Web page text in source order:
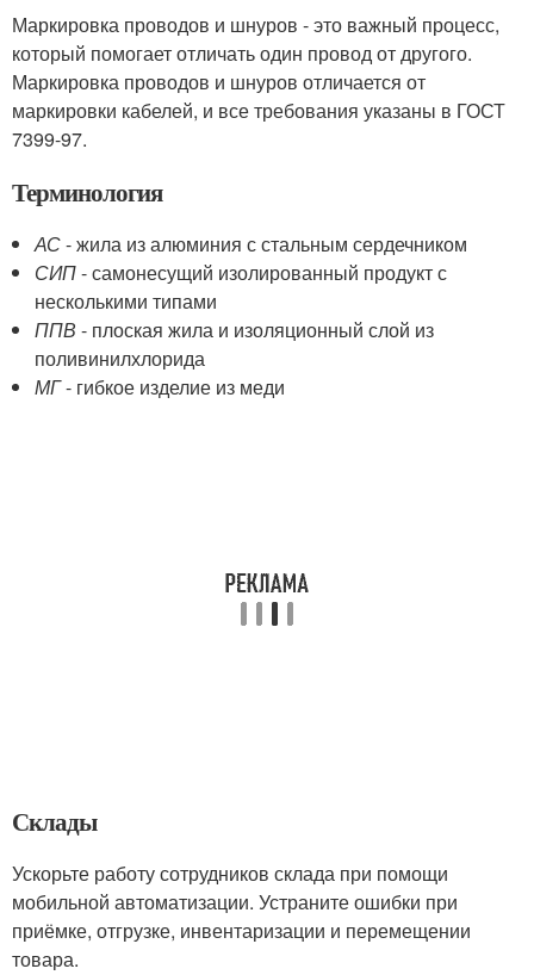
Маркировка проводов и шнуров - это важный процесс,
который помогает отличать один провод от другого.
Маркировка проводов и шнуров отличается от
маркировки кабелей, и все требования указаны в ГОСТ
7399-97.
Терминология
АС- жила из алюминия с стальным сердечником
СИП- самонесущий изолированный продукт с
несколькими типами
ППВ - плоская жила и изоляционный слой из
поливинилхлорида
МГ- гибкое изделие из меди
Склады
Ускорьте работу сотрудников склада при помощи
мобильной автоматизации. Устраните ошибки при
приёмке, отгрузке, инвентаризации и перемещении
товара.